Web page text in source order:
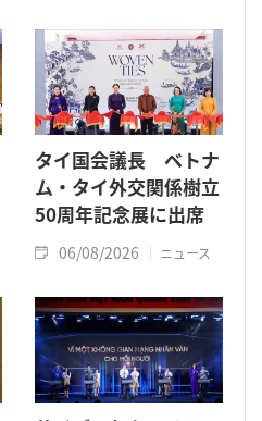
タイ国会議長 ベトナ
ム・タイ外交関係樹立
50周年記念展に出席
06/08/2026 ニュース